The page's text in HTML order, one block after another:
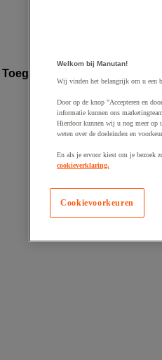
Toegevoegd aan winkelwagen
Welkom bij Manutan!
Wij vinden het belangrijk om u een
Door op de knop "Accepteren en
informatie kunnen ons
Hierdoor kunnen wij u nog meer op
weten over de doeleinden en
En als je ervoor kiest om je bezoek
cookieverklaring.
Cookievoorkeuren